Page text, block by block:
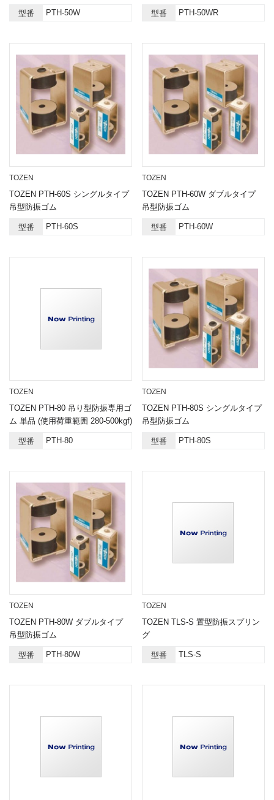
型番 PTH-50W 型番 PTH-50WR
TOZEN
TOZEN PTH-60S シングルタイプ
吊型防振ゴム
型番 PTH-60S
TOZEN
TOZEN PTH-60W ダブルタイプ
吊型防振ゴム
型番 PTH-60W
TOZEN
TOZEN PTH-80 吊り型防振専用ゴ
ム 単品 (使用荷重範囲 280-500kgf)
型番 PTH-80
TOZEN
TOZEN PTH-80S シングルタイプ
吊型防振ゴム
型番 PTH-80S
TOZEN
TOZEN PTH-80W ダブルタイプ
吊型防振ゴム
型番 PTH-80W
TOZEN
TOZEN TLS-S 置型防振スプリン
グ
型番 TLS-S